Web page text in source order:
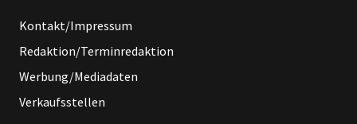
Kontakt/Impressum
Redaktion/Terminredaktion
Werbung/Mediadaten
Verkaufsstellen